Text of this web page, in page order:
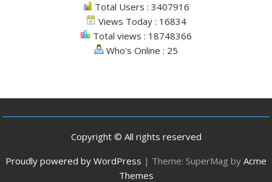
Total Users : 3407916
Views Today : 16834
Total views : 18748366
Who's Online : 25
Copyright © All rights reserved
Proudly powered by WordPress | Theme: SuperMag by Acme
Themes